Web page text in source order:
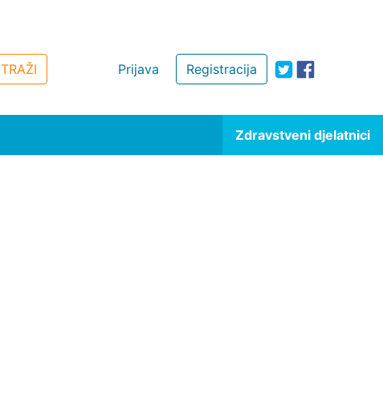
Registracija
Prijava
TRAŽI
Zdravstveni djelatnici